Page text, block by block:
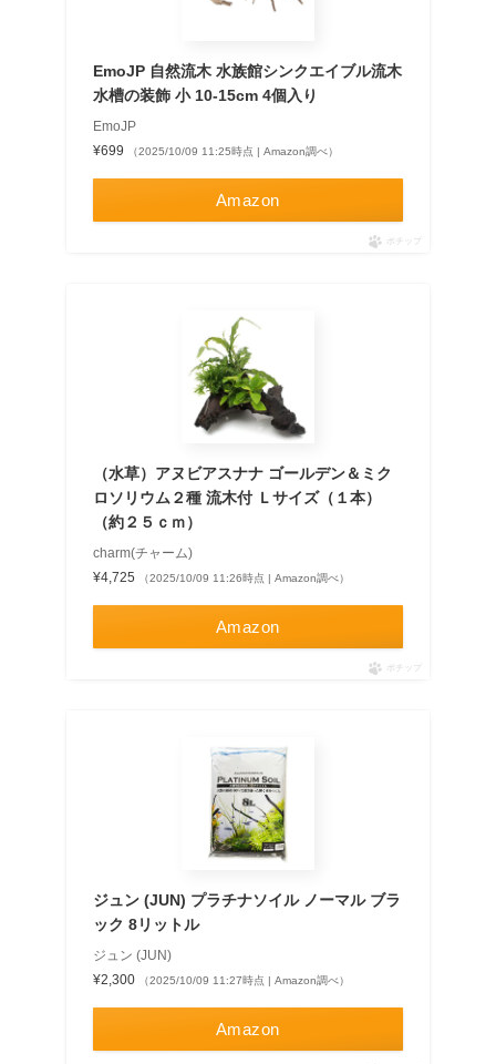
EmoJP 自然流木 水族館シンクエイブル流木
水槽の装飾 小 10-15cm 4個入り
EmoJP
¥699
（2025/10/09 11:25時点 | Amazon調べ）
Amazon
ポチップ
（水草）アヌビアスナナ ゴールデン＆ミク
ロソリウム２種 流木付 Ｌサイズ（１本）
（約２５ｃｍ）
charm(チャーム)
¥4,725
（2025/10/09 11:26時点 | Amazon調べ）
Amazon
ポチップ
ジュン (JUN) プラチナソイル ノーマル ブラ
ック 8リットル
ジュン (JUN)
¥2,300
（2025/10/09 11:27時点 | Amazon調べ）
Amazon